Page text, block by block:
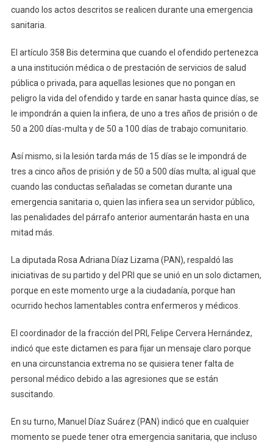
cuando los actos descritos se realicen durante una emergencia
sanitaria.
El artículo 358 Bis determina que cuando el ofendido pertenezca
a una institución médica o de prestación de servicios de salud
pública o privada, para aquellas lesiones que no pongan en
peligro la vida del ofendido y tarde en sanar hasta quince días, se
le impondrán a quien la infiera, de uno a tres años de prisión o de
50 a 200 días-multa y de 50 a 100 días de trabajo comunitario.
Así mismo, si la lesión tarda más de 15 días se le impondrá de
tres a cinco años de prisión y de 50 a 500 días multa; al igual que
cuando las conductas señaladas se cometan durante una
emergencia sanitaria o, quien las infiera sea un servidor público,
las penalidades del párrafo anterior aumentarán hasta en una
mitad más.
La diputada Rosa Adriana Díaz Lizama (PAN), respaldó las
iniciativas de su partido y del PRI que se unió en un solo dictamen,
porque en este momento urge a la ciudadanía, porque han
ocurrido hechos lamentables contra enfermeros y médicos.
El coordinador de la fracción del PRI, Felipe Cervera Hernández,
indicó que este dictamen es para fijar un mensaje claro porque
en una circunstancia extrema no se quisiera tener falta de
personal médico debido a las agresiones que se están
suscitando.
En su turno, Manuel Díaz Suárez (PAN) indicó que en cualquier
momento se puede tener otra emergencia sanitaria, que incluso